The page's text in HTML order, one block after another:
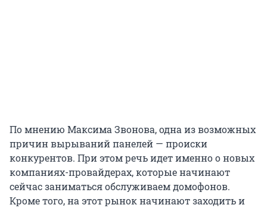
По мнению Максима Звонова, одна из возможных
причин вырываний панелей — происки
конкурентов. При этом речь идет именно о новых
компаниях-провайдерах, которые начинают
сейчас заниматься обслуживаем домофонов.
Кроме того, на этот рынок начинают заходить и